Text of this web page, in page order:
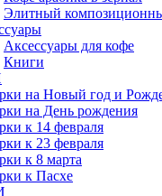
Элитный
Аксессуары для кофе
Книги
на Новый год и
на День рождения
к 14 февраля
к 23 февраля
к 8 марта
к Пасхе